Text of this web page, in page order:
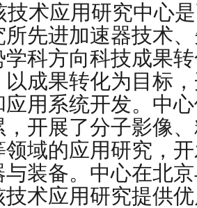
技术应用研究中心
所先进加速器技术
学科方向科技成果
以成果转化为目标
应用系统开发。中
，开展了分子影像
领域的应用研究，
与装备。中心在北
技术应用研究提供